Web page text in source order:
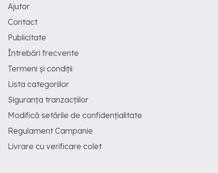
Ajutor
Contact
Publicitate
Întrebări frecvente
Termeni și condiții
Lista categoriilor
Siguranța tranzacțiilor
Modifică setările de confidențialitate
Regulament Campanie
Livrare cu verificare colet